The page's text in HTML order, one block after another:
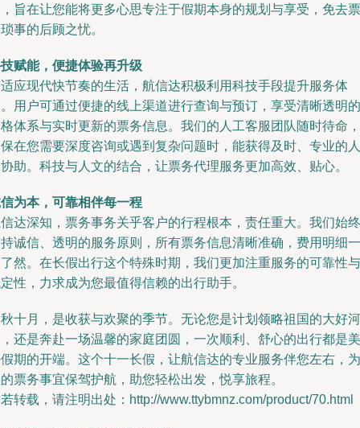
旨在让您能将更多心思专注于假期本身的规划与享受，免去票
事的后顾之忧。
赋能，便捷体验再升级
应现代快节奏的生活，航信达积极利用科技手段提升服务体
用户可通过便捷的线上渠道进行查询与预订，享受清晰透明的
体系与实时更新的票务信息。我们的人工客服团队随时待命，
在您需要深度咨询或遇到复杂问题时，能获得及时、专业的人
助。科技与人文的结合，让票务代理服务更加高效、贴心。
为本，可靠相伴每一程
达深知，票务事务关乎客户的行程根本，责任重大。我们始终
诚信、透明的服务原则，所有票务信息清晰准确，费用明细一
然。在长假出行这个特殊时期，我们更加注重服务的可靠性与
性，力求成为您最值得信赖的出行助手。
十月，是收获与欢聚的季节。无论您是计划领略祖国的大好河
还是奔赴一场温馨的家庭团圆，一次顺利、舒心的出行都是美
期的开端。这个十一长假，让航信达的专业服务伴您左右，为
票务事宜保驾护航，助您轻松出发，悦享旅程。
转载，请注明出处：http://www.ttybmnz.com/product/70.html